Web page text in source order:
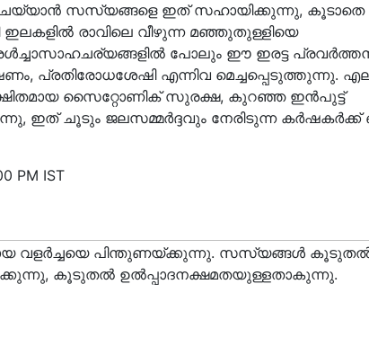
സസ്യങ്ങളെ ഇത് സഹായിക്കുന്നു, കൂടാതെ
രാവിലെ വീഴുന്ന മഞ്ഞുതുള്ളിയെ
പോലും ഈ ഇരട്ട
പ്രതിരോധശേഷി എന്നിവ മെച്ചപ്പെടുത്തുന്നു.
സൈറ്റോണിക് സുരക്ഷ, കുറഞ്ഞ ഇൻപുട്ട്
ഇത് ചൂടും ജലസമ്മർദ്ദവും നേരിടുന്ന കർഷകർക്ക്
PM IST